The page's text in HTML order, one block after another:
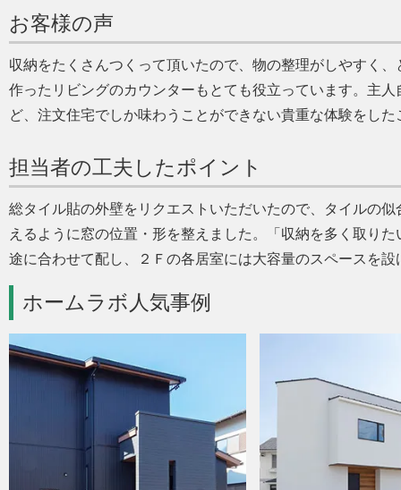
お客様の声
収納をたくさんつくって頂いたので、物の整理がしやすく
作ったリビングのカウンターもとても役立っています。主
ど、注文住宅でしか味わうことができない貴重な体験をし
担当者の工夫したポイント
総タイル貼の外壁をリクエストいただいたので、タイルの
えるように窓の位置・形を整えました。「収納を多く取り
途に合わせて配し、２Ｆの各居室には大容量のスペースを設
ホームラボ人気事例